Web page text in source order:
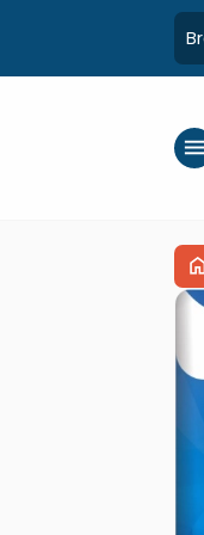
Aparat dan